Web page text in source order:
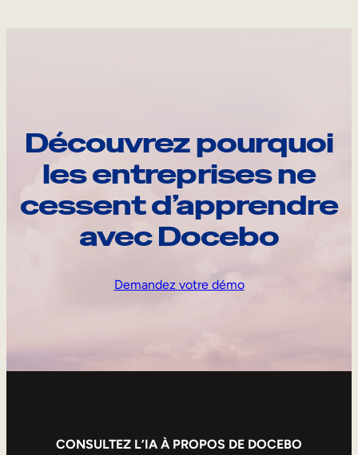
Découvrez pourquoi
les entreprises ne
cessent d’apprendre
avec Docebo
Demandez votre démo
CONSULTEZ L’IA À PROPOS DE DOCEBO